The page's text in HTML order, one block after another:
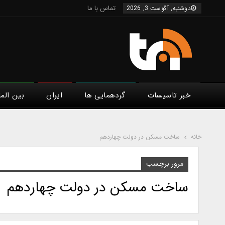
دوشنبه, آگوست 3, 2026 تماس با ما
خبر تاسیسات گردهمایی ها ایران بین
خانه ساخت مسکن در دولت چهاردهم
مرور برچسب
ساخت مسکن در دولت چهاردهم